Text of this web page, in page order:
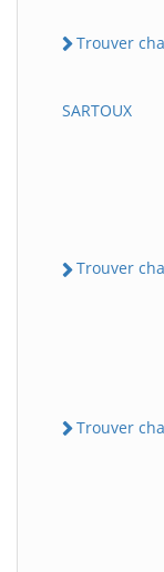
Trouver
SARTOUX
Trouver
Trouver